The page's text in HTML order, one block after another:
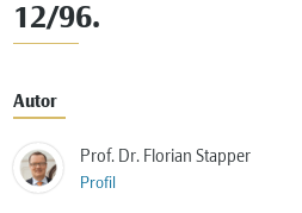
12/96.
Autor
Prof. Dr. Florian Stapper
Profil